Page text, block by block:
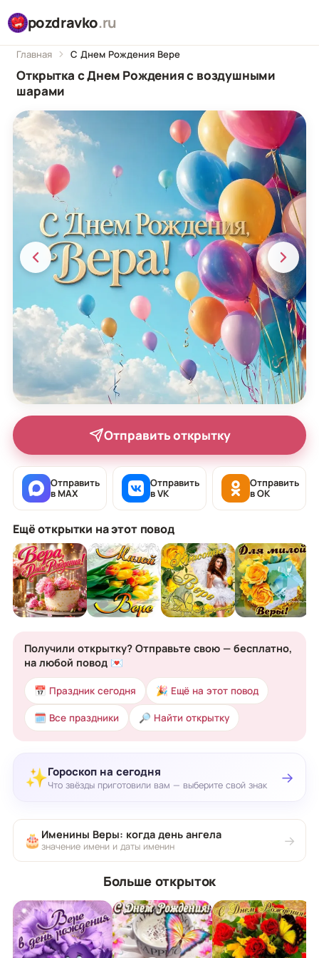
pozdravko.ru
Главная С Днем Рождения Вере
Открытка с Днем Рождения с воздушными
шарами
Отправить открытку
Отправить
в MAX
Отправить
в VK
Отправить
в OK
Ещё открытки на этот повод
Получили открытку? Отправьте свою — бесплатно,
на любой повод 💌
📅 Праздник сегодня 🎉 Ещё на этот повод
🗓 Все праздники 🔎 Найти открытку
✨Гороскоп на сегодня
Что звёзды приготовили вам — выберите свой знак →
🎂 Именины Веры: когда день ангела
значение имени и даты именин →
Больше открыток